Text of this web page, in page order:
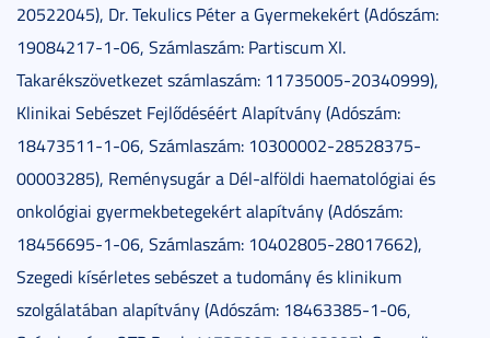
20522045), Dr. Tekulics Péter a Gyermekekért (Adószám:
19084217-1-06, Számlaszám: Partiscum XI.
Takarékszövetkezet számlaszám: 11735005-20340999),
Klinikai Sebészet Fejlődéséért Alapítvány (Adószám:
18473511-1-06, Számlaszám: 10300002-28528375-
00003285), Reménysugár a Dél-alföldi haematológiai és
onkológiai gyermekbetegekért alapítvány (Adószám:
18456695-1-06, Számlaszám: 10402805-28017662),
Szegedi kísérletes sebészet a tudomány és klinikum
szolgálatában alapítvány (Adószám: 18463385-1-06,